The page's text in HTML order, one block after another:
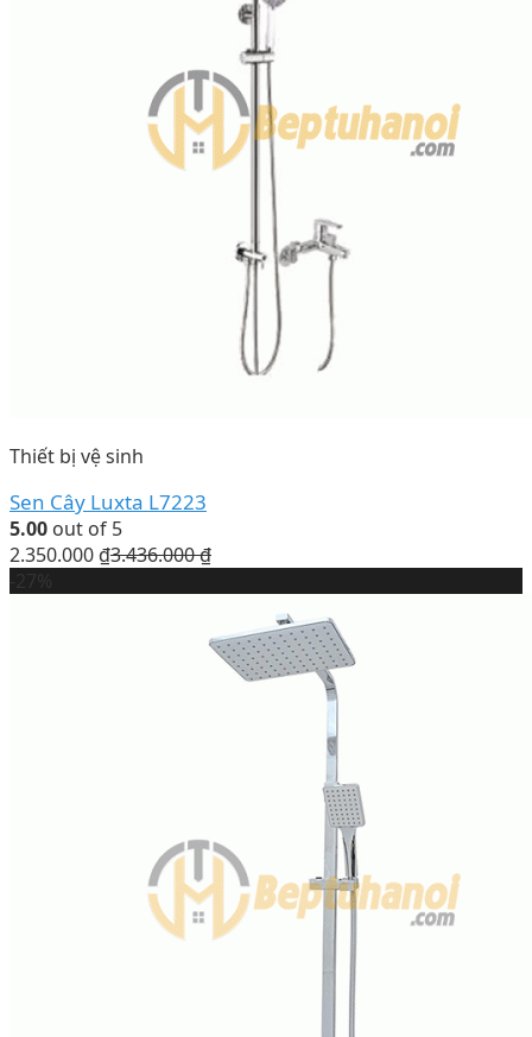
Thiết bị vệ sinh
Sen Cây Luxta L7223
5.00 out of 5
2.350.000 ₫3.436.000₫